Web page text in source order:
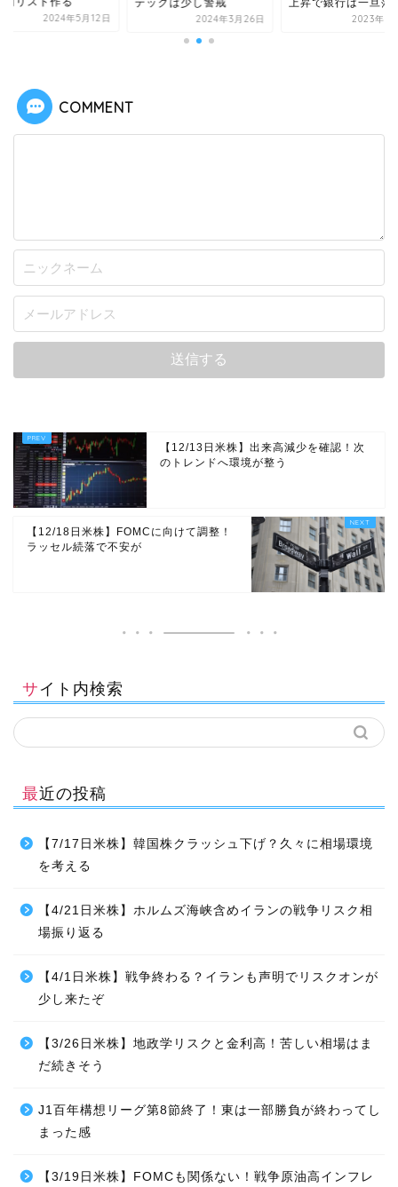
2024年5月12日
テックは少し警戒
2024年3月26日
上昇で銀行は一旦落
2023年3
COMMENT
【12/13日米株】出来高減少を確認！次
のトレンドへ環境が整う
【12/18日米株】FOMCに向けて調整！
ラッセル続落で不安が
サイト内検索
最近の投稿
【7/17日米株】韓国株クラッシュ下げ？久々に相場環境
を考える
【4/21日米株】ホルムズ海峡含めイランの戦争リスク相
場振り返る
【4/1日米株】戦争終わる？イランも声明でリスクオンが
少し来たぞ
【3/26日米株】地政学リスクと金利高！苦しい相場はま
だ続きそう
J1百年構想リーグ第8節終了！東は一部勝負が終わってし
まった感
【3/19日米株】FOMCも関係ない！戦争原油高インフレ